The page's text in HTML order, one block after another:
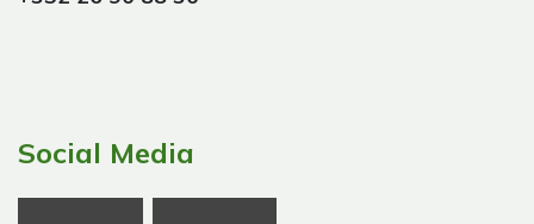
Social Media